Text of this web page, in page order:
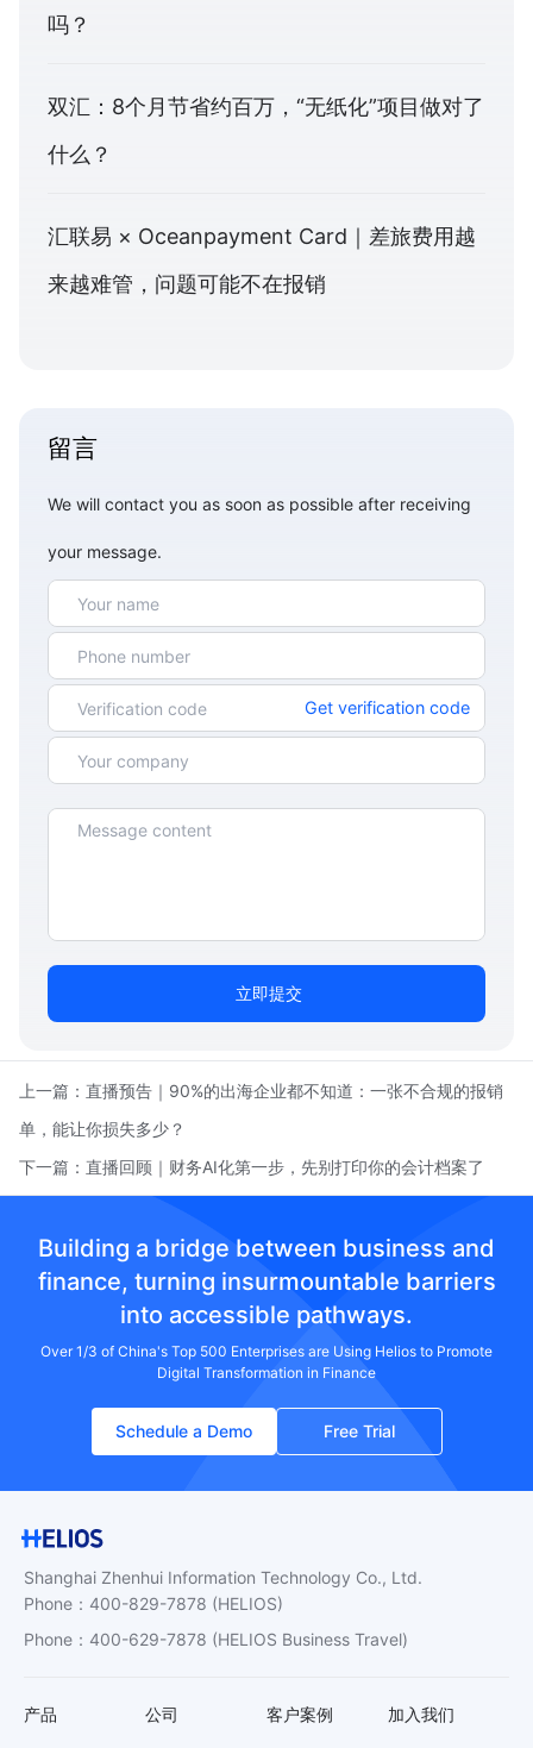
吗？
双汇：8个月节省约百万，“无纸化”项目做对了
什么？
汇联易 × Oceanpayment Card｜差旅费用越
来越难管，问题可能不在报销
留言
We will contact you as soon as possible after receiving
your message.
Get verification code
立即提交
上一篇： 直播预告｜90%的出海企业都不知道：一张不合规的报销
单，能让你损失多少？
下一篇： 直播回顾｜财务AI化第一步，先别打印你的会计档案了
Building a bridge between business and
finance, turning insurmountable barriers
into accessible pathways.
Over 1/3 of China's Top 500 Enterprises are Using Helios to Promote
Digital Transformation in Finance
Schedule a Demo Free Trial
Shanghai Zhenhui Information Technology Co., Ltd.
Phone ： 400-829-7878 (HELIOS)
Phone ： 400-629-7878 (HELIOS Business Travel)
产品 公司 客户案例 加入我们